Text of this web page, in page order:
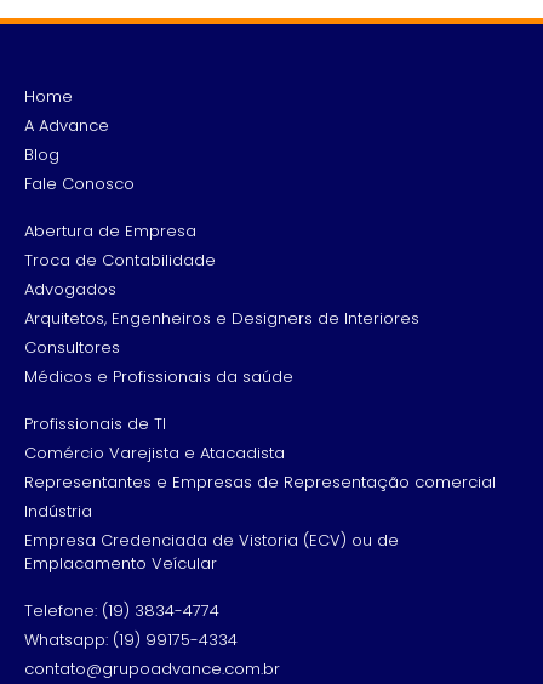
Home
A Advance
Blog
Fale Conosco
Abertura de Empresa
Troca de Contabilidade
Advogados
Arquitetos, Engenheiros e Designers de Interiores
Consultores
Médicos e Profissionais da saúde
Profissionais de TI
Comércio Varejista e Atacadista
Representantes e Empresas de Representação comercial
Indústria
Empresa Credenciada de Vistoria (ECV) ou de
Emplacamento Veícular
Telefone: (19) 3834-4774
Whatsapp: (19) 99175-4334
contato@grupoadvance.com.br